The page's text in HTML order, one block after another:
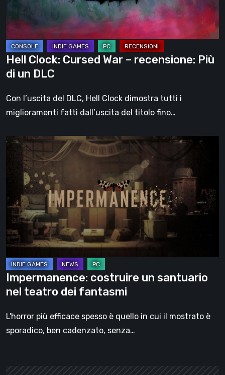
di
un
DLC
Hell Clock: Cursed War – recensione: Più
di un DLC
Con l’uscita del DLC, Hell Clock dimostra tutti i
miglioramenti fatti dall’uscita del titolo fino…
Impermanence:
costruire
santuario
nel
teatro
dei
fantasmi
Impermanence: costruire un santuario
nel teatro dei fantasmi
L'horror più efficace spesso è quello in cui il mostrato è
sporadico, ben cadenzato, senza…